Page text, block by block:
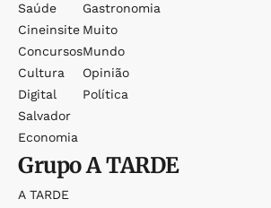
Saúde
Cineinsite
Concursos
Cultura
Digital
Salvador
Economia
Gastronomia
Muito
Mundo
Opinião
Política
GrupoA TARDE
A TARDE